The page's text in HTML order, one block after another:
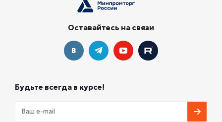
Оставайтесь на связи
Будьте всегда в курсе!